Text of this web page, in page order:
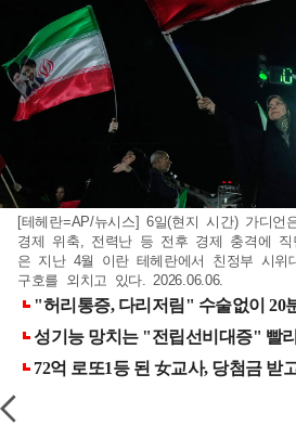
[테헤란=AP/뉴시스] 6일(현지 시간) 가디언
경제 위축, 전력난 등 전후 경제 충격에 직
은 지난 4월 이란 테헤란에서 친정부 시위
구호를 외치고 있다. 2026.06.06.